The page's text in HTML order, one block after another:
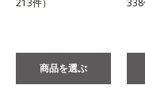
213件）
商品を選ぶ
338